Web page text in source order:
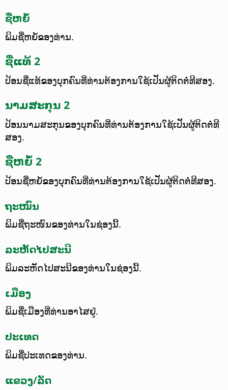
ຊື່ຫຍໍ້
ພິມຊື່ຫຍໍ້ຂອງທ່ານ.
ຊື່ແທ້ 2
ປ້ອນຊື່ແທ້ຂອງບຸກຄົນທີ່ທ່ານຕ້ອງການໃຊ້ເປັນຜູ້ຕິດຕໍ່ທີສອງ.
ນາມສະກຸນ 2
ປ້ອນນາມສະກຸນຂອງບຸກຄົນທີ່ທ່ານຕ້ອງການໃຊ້ເປັນຜູ້ຕິດຕໍ່ທີ
ສອງ.
ຊື່ຫຍໍ້ 2
ປ້ອນຊື່ຫຍໍ້ຂອງບຸກຄົນທີ່ທ່ານຕ້ອງການໃຊ້ເປັນຜູ້ຕິດຕໍ່ທີສອງ.
ຖະໜົນ
ພິມຊື່ຖະໜົນຂອງທ່ານໃນຊ່ອງນີ້.
ລະຫັດໄປສະນີ
ພິມລະຫັດໄປສະນີຂອງທ່ານໃນຊ່ອງນີ້.
ເມືອງ
ພິມຊື່ເມືອງທີ່ທ່ານອາໄສຢູ່.
ປະເທດ
ພິມຊື່ປະເທດຂອງທ່ານ.
ແຂວງ/ລັດ